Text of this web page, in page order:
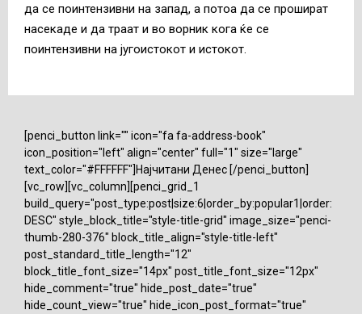
да се поинтензивни на запад, а потоа да се прошират
насекаде и да траат и во ворник кога ќе се
поинтензивни на југоистокот и истокот.
[penci_button link="" icon="fa fa-address-book"
icon_position="left" align="center" full="1" size="large"
text_color="#FFFFFF"]Најчитани Денес [/penci_button]
[vc_row][vc_column][penci_grid_1
build_query="post_type:post|size:6|order_by:popular1|order:
DESC" style_block_title="style-title-grid" image_size="penci-
thumb-280-376" block_title_align="style-title-left"
post_standard_title_length="12"
block_title_font_size="14px" post_title_font_size="12px"
hide_comment="true" hide_post_date="true"
hide_count_view="true" hide_icon_post_format="true"